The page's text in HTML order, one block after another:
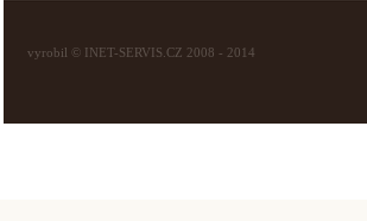
vyrobil © INET-SERVIS.CZ 2008 - 2014